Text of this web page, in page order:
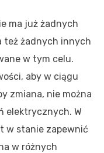
ma już żadnych
też żadnych innych
w tym celu.
aby w ciągu
zmiana, nie można
elektrycznych. W
w stanie zapewnić
w różnych